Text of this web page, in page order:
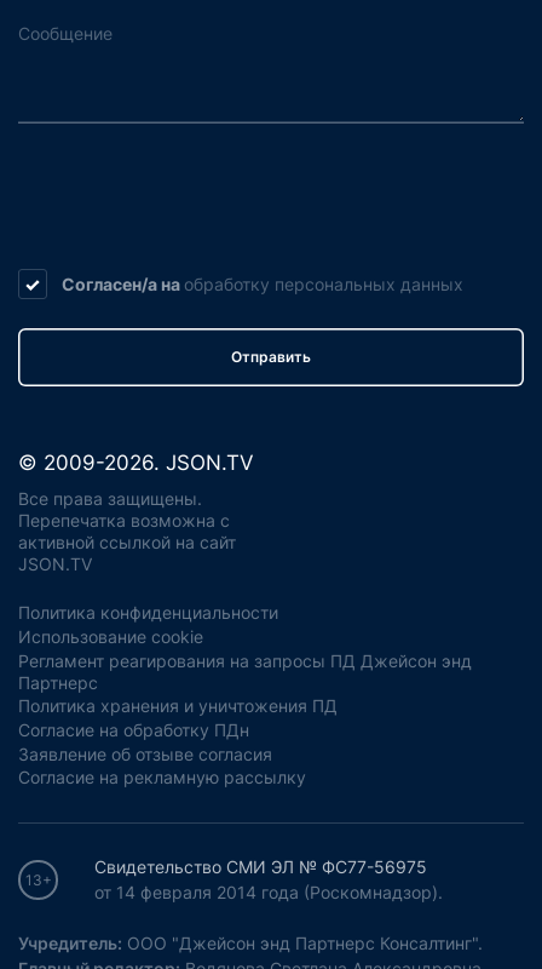
Согласен/а на обработку персональных данных
Отправить
© 2009-2026. JSON.TV
Все права защищены.
Перепечатка возможна с
активной ссылкой на сайт
JSON.TV
Политика конфиденциальности
Использование cookie
Регламент реагирования на запросы ПД Джейсон энд
Партнерс
Политика хранения и уничтожения ПД
Согласие на обработку ПДн
Заявление об отзыве согласия
Согласие на рекламную рассылку
13+
Свидетельство СМИ ЭЛ № ФС77-56975
от 14 февраля 2014 года (Роскомнадзор).
Учредитель: ООО "Джейсон энд Партнерс Консалтинг".